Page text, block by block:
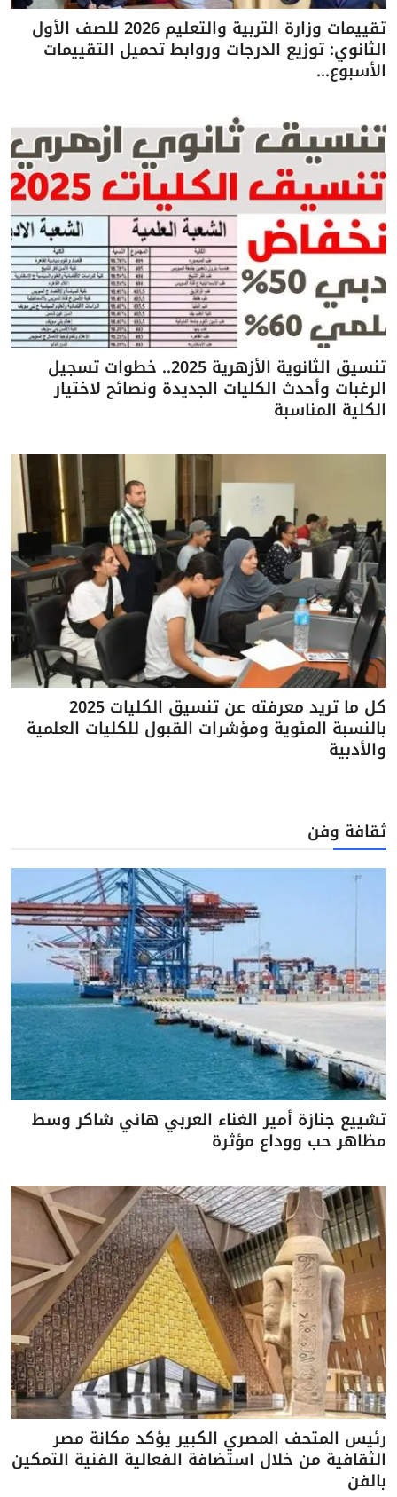
تقييمات وزارة التربية والتعليم 2026 للصف الأول
الثانوي: توزيع الدرجات وروابط تحميل التقييمات
الأسبوع...
تنسيق الثانوية الأزهرية 2025.. خطوات تسجيل
الرغبات وأحدث الكليات الجديدة ونصائح لاختيار
الكلية المناسبة
كل ما تريد معرفته عن تنسيق الكليات 2025
بالنسبة المئوية ومؤشرات القبول للكليات العلمية
والأدبية
ثقافة وفن
تشييع جنازة أمير الغناء العربي هاني شاكر وسط
مظاهر حب ووداع مؤثرة
رئيس المتحف المصري الكبير يؤكد مكانة مصر
الثقافية من خلال استضافة الفعالية الفنية التمكين
بالفن